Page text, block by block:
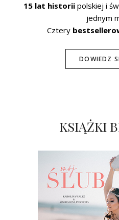
15 lat historiipolskiej i
jednym
Cztery
DOWIEDZ
KSIĄŻKI